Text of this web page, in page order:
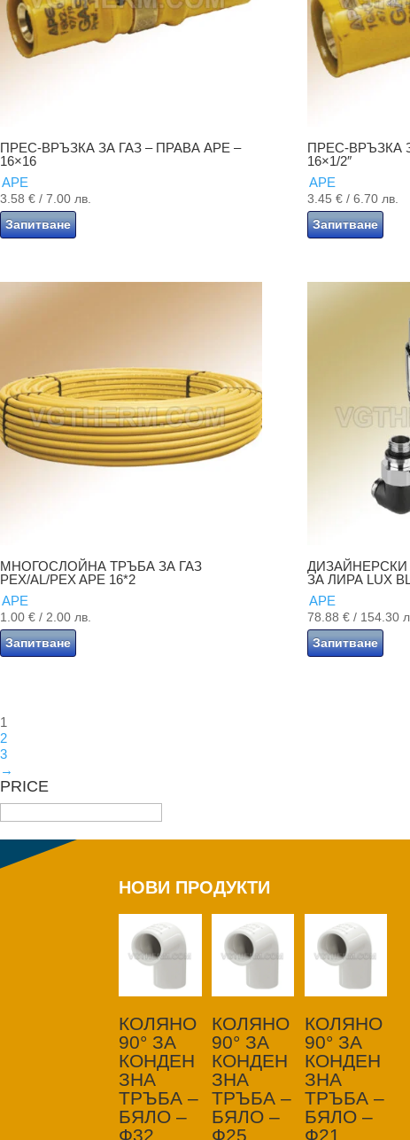
ПРЕС-ВРЪЗКА ЗА ГАЗ – ПРАВА APE –
16×16
APE
3.58 € / 7.00 лв.
Запитване
ПРЕС-ВРЪЗКА
16×1/2″
APE
3.45€ / 6.70 лв.
Запитване
МНОГОСЛОЙНА ТРЪБА ЗА ГАЗ
PEX/AL/PEX APE 16*2
APE
1.00 € / 2.00 лв.
Запитване
ЗА ЛИРА LUX
APE
78.88€ / 154.30
Запитване
1
2
3
→
PRICE
НОВИ ПРОДУКТИ
КОЛЯНО
90° ЗА
КОНДЕН
ЗНА
ТРЪБА –
БЯЛО –
Ф32
КОЛЯНО
90° ЗА
КОНДЕН
ЗНА
ТРЪБА –
БЯЛО –
Ф25
КОЛЯНО
90° ЗА
КОНДЕН
ЗНА
ТРЪБА –
БЯЛО –
Ф21